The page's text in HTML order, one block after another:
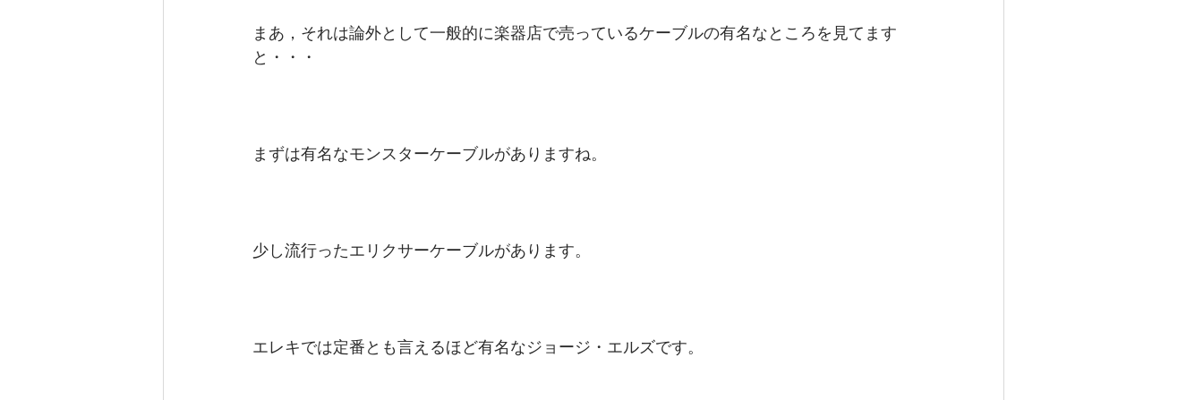
まあ，それは論外として一般的に楽器店で売っているケーブルの有名なところを見てます
と・・・
まずは有名なモンスターケーブルがありますね。
少し流行ったエリクサーケーブルがあります。
エレキでは定番とも言えるほど有名なジョージ・エルズです。